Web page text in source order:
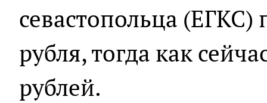
севастопольца (ЕГКС)
рубля, тогда как
рублей.